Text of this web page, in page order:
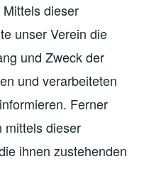
dieser
unser Verein die
und Zweck der
und verarbeiteten
Ferner
mittels dieser
ihnen zustehenden